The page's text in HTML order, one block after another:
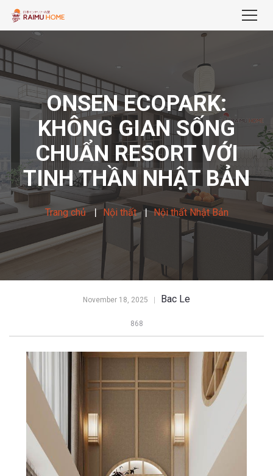
ONSEN ECOPARK:
KHÔNG GIAN SỐNG
CHUẨN RESORT VỚI
TINH THẦN NHẬT BẢN
Trang chủ Nội thất Nội thất Nhật Bản
November 18, 2025 Bac Le
868